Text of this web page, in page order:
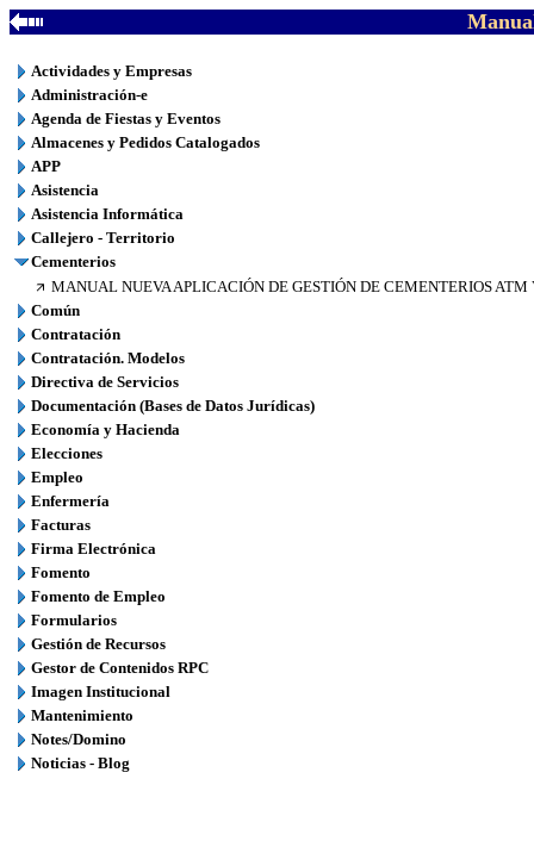
Actividades y Empresas
Administración-e
Agenda de Fiestas y Eventos
Almacenes y Pedidos Catalogados
APP
Asistencia
Asistencia Informática
Callejero - Territorio
Cementerios
MANUAL NUEVA APLICACIÓN DE GESTIÓN DE CEMENTERIOS ATM
Común
Contratación
Contratación. Modelos
Directiva de Servicios
Documentación (Bases de Datos Jurídicas)
Economía y Hacienda
Elecciones
Empleo
Enfermería
Facturas
Firma Electrónica
Fomento
Fomento de Empleo
Formularios
Gestión de Recursos
Gestor de Contenidos RPC
Imagen Institucional
Mantenimiento
Notes/Domino
Noticias - Blog